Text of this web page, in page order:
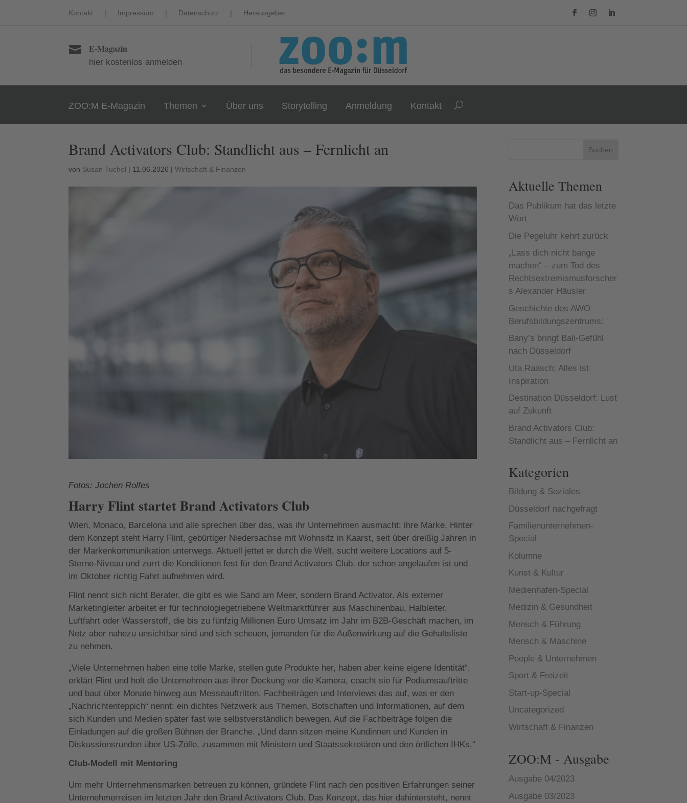
Kontakt | Impressum | Datenschutz | Herausgeber
 E-Magazin
hier kostenlos anmelden
ZOO:M E-Magazin Themen Über uns Storytelling Anmeldung Kontakt
Brand Activators Club: Standlicht aus – Fernlicht an
von Susan Tuchel | 11.06.2026 |Wirtschaft & Finanzen
Fotos: Jochen Rolfes
Harry Flint startet Brand Activators Club
Wien, Monaco, Barcelona und alle sprechen über das, was ihr Unternehmen ausmacht: ihre Marke. Hinter
dem Konzept steht Harry Flint, gebürtiger Niedersachse mit Wohnsitz in Kaarst, seit über dreißig Jahren in
der Markenkommunikation unterwegs. Aktuell jettet er durch die Welt, sucht weitere Locations auf 5-
Sterne-Niveau und zurrt die Konditionen fest für den Brand Activators Club, der schon angelaufen ist und
im Oktober richtig Fahrt aufnehmen wird.
Flint nennt sich nicht Berater, die gibt es wie Sand am Meer, sondern Brand Activator. Als externer
Marketingleiter arbeitet er für technologiegetriebene Weltmarktführer aus Maschinenbau, Halbleiter,
Luftfahrt oder Wasserstoff, die bis zu fünfzig Millionen Euro Umsatz im Jahr im B2B-Geschäft machen, im
Netz aber nahezu unsichtbar sind und sich scheuen, jemanden für die Außenwirkung auf die Gehaltsliste
zu nehmen.
„Viele Unternehmen haben eine tolle Marke, stellen gute Produkte her, haben aber keine eigene Identität“,
erklärt Flint und holt die Unternehmen aus ihrer Deckung vor die Kamera, coacht sie für Podiumsauftritte
und baut über Monate hinweg aus Messeauftritten, Fachbeiträgen und Interviews das auf, was er den
„Nachrichtenteppich“ nennt: ein dichtes Netzwerk aus Themen, Botschaften und Informationen, auf dem
sich Kunden und Medien später fast wie selbstverständlich bewegen. Auf die Fachbeiträge folgen die
Einladungen auf die großen Bühnen der Branche. „Und dann sitzen meine Kundinnen und Kunden in
Diskussionsrunden über US-Zölle, zusammen mit Ministern und Staatssekretären und den örtlichen IHKs.“
Club-Modell mit Mentoring
Um mehr Unternehmensmarken betreuen zu können, gründete Flint nach den positiven Erfahrungen seiner
Unternehmerreisen im letzten Jahr den Brand Activators Club. Das Konzept, das hier dahintersteht, nennt
Suchen
Aktuelle Themen
Das Publikum hat das letzte
Wort
Die Pegeluhr kehrt zurück
„Lass dich nicht bange
machen“ – zum Tod des
Rechtsextremismusforscher
s Alexander Häusler
Geschichte des AWO
Berufsbildungszentrums:
Bany’s bringt Bali-Gefühl
nach Düsseldorf
Uta Raasch: Alles ist
Inspiration
Destination Düsseldorf: Lust
auf Zukunft
Brand Activators Club:
Standlicht aus – Fernlicht an
Kategorien
Bildung & Soziales
Düsseldorf nachgefragt
Familienunternehmen-
Special
Kolumne
Kunst & Kultur
Medienhafen-Special
Medizin & Gesundheit
Mensch & Führung
Mensch & Maschine
People & Unternehmen
Sport & Freizeit
Start-up-Special
Uncategorized
Wirtschaft & Finanzen
ZOO:M - Ausgabe
Ausgabe 04/2023
Ausgabe 03/2023